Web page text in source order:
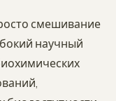
смешивание
научный